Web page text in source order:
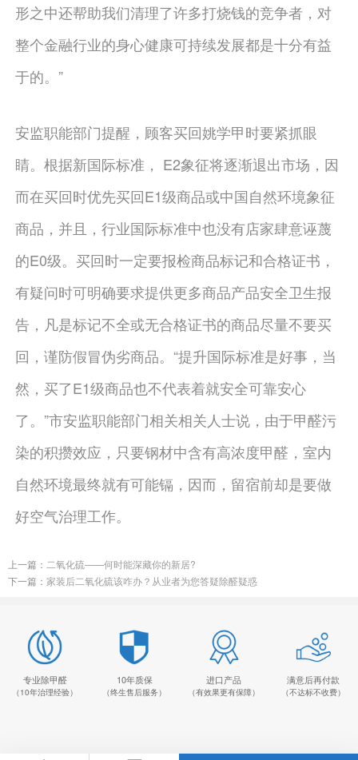
形之中还帮助我们清理了许多打烧钱的竞争者，对
整个金融行业的身心健康可持续发展都是十分有益
于的。”
安监职能部门提醒，顾客买回姚学甲时要紧抓眼
睛。根据新国际标准， E2象征将逐渐退出市场，因
而在买回时优先买回E1级商品或中国自然环境象征
商品，并且，行业国际标准中也没有店家肆意诬蔑
的E0级。买回时一定要报检商品标记和合格证书，
有疑问时可明确要求提供更多商品产品安全卫生报
告，凡是标记不全或无合格证书的商品尽量不要买
回，谨防假冒伪劣商品。“提升国际标准是好事，当
然，买了E1级商品也不代表着就安全可靠安心
了。”市安监职能部门相关相关人士说，由于甲醛污
染的积攒效应，只要钢材中含有高浓度甲醛，室内
自然环境最终就有可能镉，因而，留宿前却是要做
好空气治理工作。
上一篇： 二氧化硫——何时能深藏你的新居?
下一篇： 家装后二氧化硫该咋办？从业者为您答疑除醛疑惑
专业除甲醛
（10年治理经验）
10年质保
（终生售后服务）
进口产品
（有效果更有保障）
满意后再付款
（不达标不收费）